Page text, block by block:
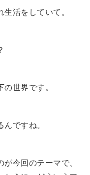
活をしていて。
世界です。
ですね。
今回のテーマで、